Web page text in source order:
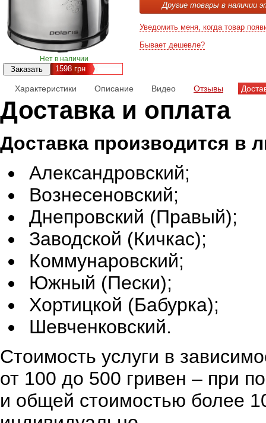
Нет в наличии
1598 грн
Другие товары в наличии
Уведомить меня, когда товар
Бывает дешевле?
Характеристики Описание Видео Отзывы
Доставка и оплата
Доставка производится в
Александровский;
Вознесеновский;
Днепровский (Правый);
Заводской (Кичкас);
Коммунаровский;
Южный (Пески);
Хортицкой (Бабурка);
Шевченковский.
Стоимость услуги в
от 100 до 500 гривен – при
и общей стоимостью более